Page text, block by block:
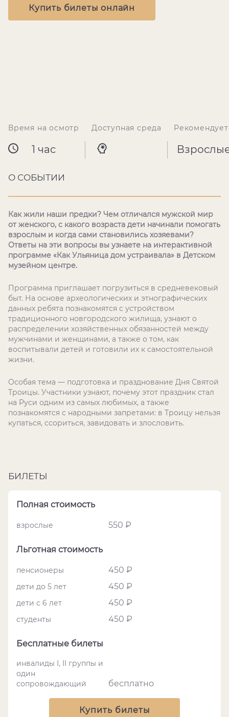
Купить билеты онлайн
Время на осмотр
1 час
Доступная среда
О СОБЫТИИ
Как жили наши предки? Чем отличался мужской мир
от женского, с какого возраста дети начинали помогать
взрослым и когда сами становились хозяевами?
Ответы на эти вопросы вы узнаете на интерактивной
программе «Как Ульяница дом устраивала» в Детском
музейном центре.
Программа приглашает погрузиться в средневековый
быт. На основе археологических и этнографических
данных ребята познакомятся с устройством
традиционного новгородского жилища, узнают о
распределении хозяйственных обязанностей между
мужчинами и женщинами, а также о том, как
воспитывали детей и готовили их к самостоятельной
жизни.
Особая тема — подготовка и празднование Дня Святой
Троицы. Участники узнают, почему этот праздник стал
на Руси одним из самых любимых, а также
познакомятся с народными запретами: в Троицу нельзя
купаться, ссориться, завидовать и злословить.
БИЛЕТЫ
Полная стоимость
взрослые 550 ₽
Льготная стоимость
пенсионеры 450 ₽
дети до 5 лет 450 ₽
дети с 6 лет 450 ₽
студенты 450 ₽
Бесплатные билеты
инвалиды I, II группы и
один
сопровождающий
бесплатно
Купить билеты